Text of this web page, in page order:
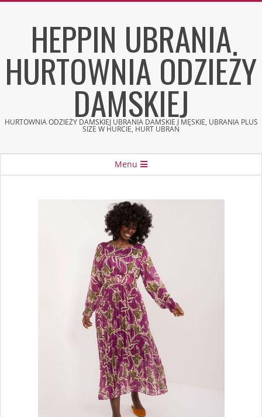
HEPPIN UBRANIA
HURTOWNIA ODZIEŻY
DAMSKIEJ
HURTOWNIA ODZIEŻY DAMSKIEJ UBRANIA DAMSKIE I MĘSKIE, UBRANIA PLUS
SIZE W HURCIE, HURT UBRAŃ
Menu